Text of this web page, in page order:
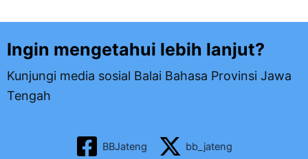
Ingin mengetahui lebih lanjut?
Kunjungi media sosial Balai Bahasa Provinsi Jawa
Tengah
BBJateng bb_jateng